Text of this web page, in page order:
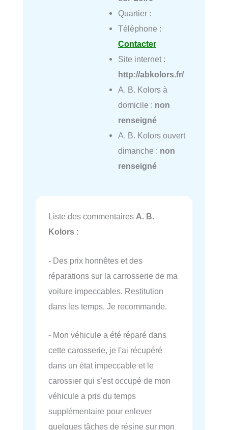
Quartier :
Téléphone :
Contacter
Site internet :
http://abkolors.fr/
A. B. Kolors à
domicile : non
renseigné
A. B. Kolors ouvert
dimanche : non
renseigné
Liste des commentaires A. B.
Kolors :
- Des prix honnêtes et des
réparations sur la carrosserie de ma
voiture impeccables. Restitution
dans les temps. Je recommande.
- Mon véhicule a été réparé dans
cette carosserie, je l'ai récupéré
dans un état impeccable et le
carossier qui s'est occupé de mon
véhicule a pris du temps
supplémentaire pour enlever
quelques tâches de résine sur mon